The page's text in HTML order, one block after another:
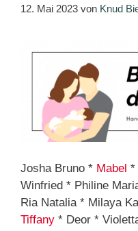
12. Mai 2023 von Knud
Josha Bruno * Mabel *
Winfried * Philine
Ria Natalia * Milaya
Tiffany * Deor *